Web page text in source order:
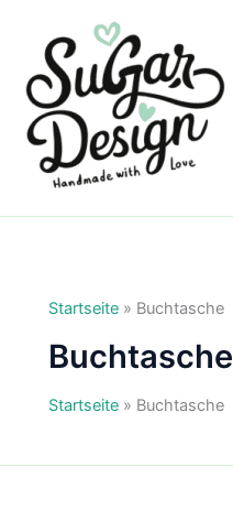
springen
Startseite» Buchtasche
Buchtasche
Startseite» Buchtasche